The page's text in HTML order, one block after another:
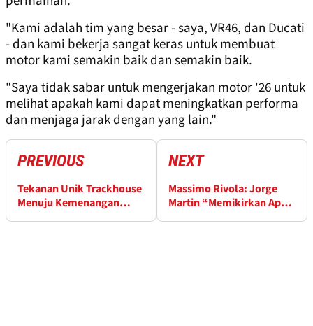
"Kami adalah tim yang besar - saya, VR46, dan Ducati
- dan kami bekerja sangat keras untuk membuat
motor kami semakin baik dan semakin baik.
"Saya tidak sabar untuk mengerjakan motor '26 untuk
melihat apakah kami dapat meningkatkan performa
dan menjaga jarak dengan yang lain."
PREVIOUS
Tekanan Unik Trackhouse
Menuju Kemenangan
NEXT
Massimo Rivola: Jorge
Martin “Memikirkan Apa